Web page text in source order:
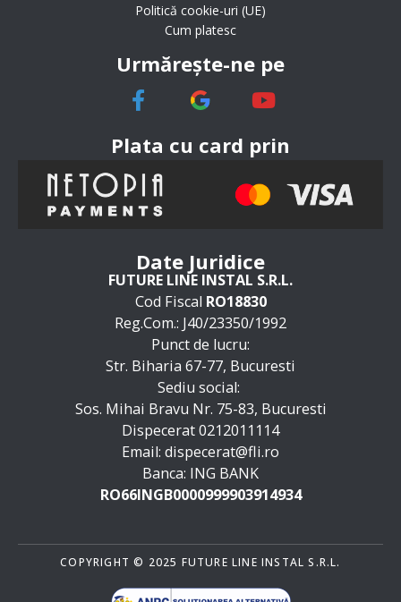
Politică cookie-uri (UE)
Cum platesc
Urmărește-ne pe
Plata cu card prin
Date Juridice
FUTURE LINE INSTAL S.R.L.
Cod Fiscal RO18830
Reg.Com.: J40/23350/1992
Punct de lucru:
Str. Biharia 67-77, Bucuresti
Sediu social:
Sos. Mihai Bravu Nr. 75-83, Bucuresti
Dispecerat 0212011114
Email: dispecerat@fli.ro
Banca: ING BANK
RO66INGB0000999903914934
COPYRIGHT © 2025 FUTURE LINE INSTAL S.R.L.